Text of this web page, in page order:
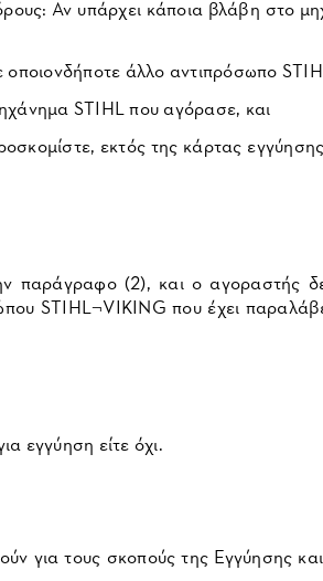
Αν υπάρχει κάποια βλάβη στο
άλλο αντιπρόσωπο
STIHL που αγόρασε, και
εκτός της κάρτας
παράγραφο (2), και ο αγοραστής
STIHL¬VIKING που έχει
εγγύηση είτε όχι.
για τους σκοπούς της Εγγύησης